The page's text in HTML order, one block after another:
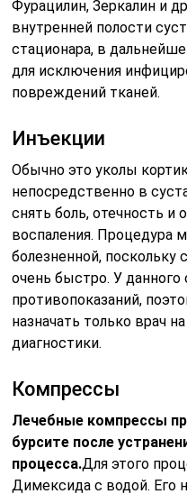
Фурацилин, Зеркалин и
внутренней полости
стационара, в
для исключения
повреждений тканей.
Инъекции
Обычно это уколы
непосредственно в
снять боль, отечность и
воспаления. Процедура
болезненной,
очень быстро. У
противопоказаний,
назначать только врач
диагностики.
Компрессы
Лечебные компрессы
бурсите после
процесса.Для этого
Димексида с водой. Его